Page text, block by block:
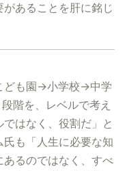
あることを肝に銘じ
ども園→小学校→中学
階を、レベルで考え
はなく、役割だ」と
も「人生に必要な知
るのではなく、すべ